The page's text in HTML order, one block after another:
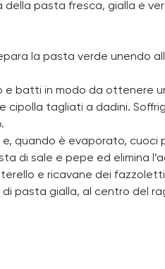
pasta fresca, gialla e
la pasta verde unendo
batti in modo da ottenere
tagliati a dadini.
e, quando è evaporato,
di sale e pepe ed elimina
e ricavane dei
pasta gialla, al centro del